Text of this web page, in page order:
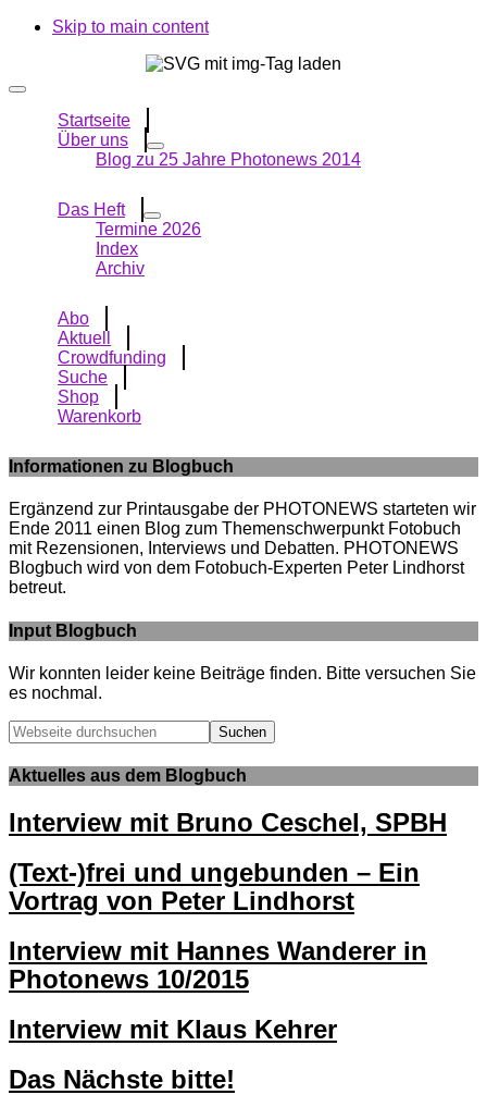
Skip to main content
Startseite
Über uns
Blog zu 25 Jahre Photonews 2014
Das Heft
Termine 2026
Index
Archiv
Abo
Aktuell
Crowdfunding
Suche
Shop
Warenkorb
Informationen zu Blogbuch
Ergänzend zur Printausgabe der PHOTONEWS starteten wir
Ende 2011 einen Blog zum Themenschwerpunkt Fotobuch
mit Rezensionen, Interviews und Debatten. PHOTONEWS
Blogbuch wird von dem Fotobuch-Experten Peter Lindhorst
betreut.
Input Blogbuch
Wir konnten leider keine Beiträge finden. Bitte versuchen Sie
es nochmal.
Webseite
durchsuchen
Aktuelles aus dem Blogbuch
Interview mit Bruno Ceschel, SPBH
(Text-)frei und ungebunden – Ein
Vortrag von Peter Lindhorst
Interview mit Hannes Wanderer in
Photonews 10/2015
Interview mit Klaus Kehrer
Das Nächste bitte!